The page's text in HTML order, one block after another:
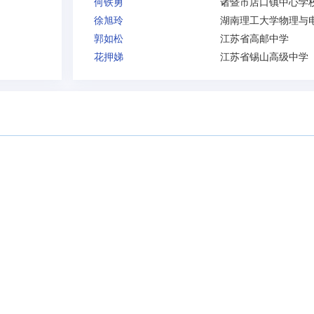
徐旭玲
郭如松
江苏省高邮中学
花押娣
江苏省锡山高级中学